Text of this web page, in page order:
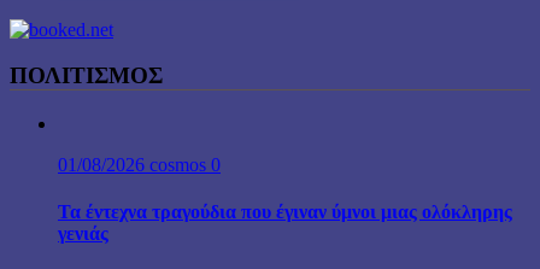
ΠΟΛΙΤΙΣΜΟΣ
01/08/2026 cosmos 0
Τα έντεχνα τραγούδια που έγιναν ύμνοι μιας ολόκληρης
γενιάς